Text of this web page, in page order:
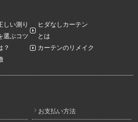
しい測り
選ぶコツ
ヒダなしカーテン
とは
？
カーテンのリメイク
お支払い方法